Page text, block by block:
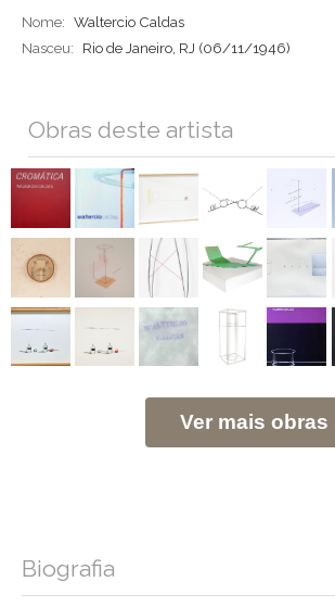
Nome: Waltercio Caldas
Nasceu:
Rio de Janeiro, RJ (06/11/1946)
Obras deste artista
Ver mais obras
Biografia